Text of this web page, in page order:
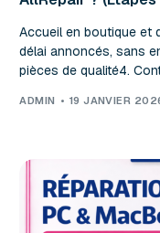
Accueil en boutique et
délai annoncés, sans
pièces de qualité4.
ADMIN 19 JANVIER